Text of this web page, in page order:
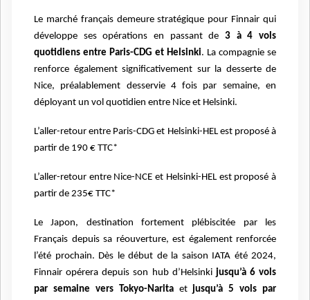
Le marché français demeure stratégique pour Finnair qui
développe ses opérations en passant de 3 à 4 vols
quotidiens entre Paris-CDG et Helsinki. La compagnie se
renforce également significativement sur la desserte de
Nice, préalablement desservie 4 fois par semaine, en
déployant un vol quotidien entre Nice et Helsinki.
L’aller-retour entre Paris-CDG et Helsinki-HEL est proposé à
partir de 190 € TTC*
L’aller-retour entre Nice-NCE et Helsinki-HEL est proposé à
partir de 235€ TTC*
Le Japon, destination fortement plébiscitée par les
Français depuis sa réouverture, est également renforcée
l’été prochain. Dès le début de la saison IATA été 2024,
Finnair opérera depuis son hub d’Helsinkijusqu’à 6 vols
par semaine vers Tokyo-Naritaet jusqu’à 5 vols par